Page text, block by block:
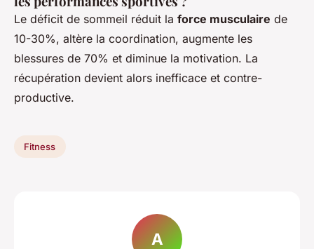
Le déficit de sommeil réduit la force musculaire de
10-30%, altère la coordination, augmente les
blessures de 70% et diminue la motivation. La
récupération devient alors inefficace et contre-
productive.
Fitness
A